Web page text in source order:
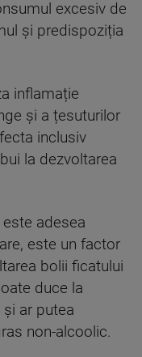
excesiv de
și predispoziția
inflamație
și a țesuturilor
inclusiv
la dezvoltarea
adesea
este un factor
bolii ficatului
duce la
ar putea
non-alcoolic.